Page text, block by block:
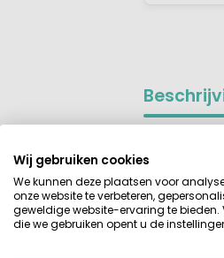
goudgele
kun je
Verder
Wij gebruiken cookies
We kunnen deze plaatsen voor
onze website te verbeteren,
geweldige website-ervaring te bieden.
die we gebruiken opent u de